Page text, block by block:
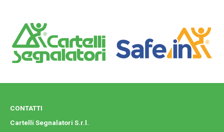
CONTATTI
Cartelli Segnalatori S.r.l.